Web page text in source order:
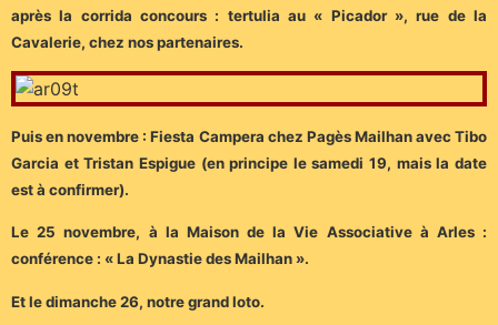
après la corrida concours : tertulia au « Picador », rue de la
Cavalerie, chez nos partenaires.
Puis en novembre : Fiesta Campera chez Pagès Mailhan avec Tibo
Garcia et Tristan Espigue (en principe le samedi 19, mais la date
est à confirmer).
Le 25 novembre, à la Maison de la Vie Associative à Arles :
conférence : « La Dynastie des Mailhan ».
Et le dimanche 26, notre grand loto.